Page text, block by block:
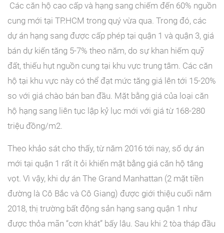
Các căn hộ cao cấp và hạng sang chiếm đến 60% nguồn
cung mới tại TP.HCM trong quý vừa qua. Trong đó, các
dự án hạng sang được cấp phép tại quận 1 và quận 3, giá
bán dự kiến tăng 5-7% theo năm, do sự khan hiếm quỹ
đất, thiếu hụt nguồn cung tại khu vực trung tâm. Các căn
hộ tại khu vực này có thể đạt mức tăng giá lên tới 15-20%
so với giá chào bán ban đầu. Mặt bằng giá của loại căn
hộ hạng sang liên tục lập kỷ lục mới với giá từ 168-280
triệu đồng/m2.
Theo khảo sát cho thấy, từ năm 2016 tới nay, số dự án
mới tại quận 1 rất ít ỏi khiến mặt bằng giá căn hộ tăng
vọt. Vì vậy, khi dự án The Grand Manhattan (2 mặt tiền
đường là Cô Bắc và Cô Giang) được giới thiệu cuối năm
2018, thị trường bất động sản hạng sang quận 1 như
được thỏa mãn “cơn khát” bấy lâu. Sau khi 2 tòa tháp đầu